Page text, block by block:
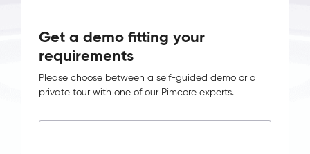
Get a demo fitting your
requirements
Please choose between a self-guided demo or a
private tour with one of our Pimcore experts.